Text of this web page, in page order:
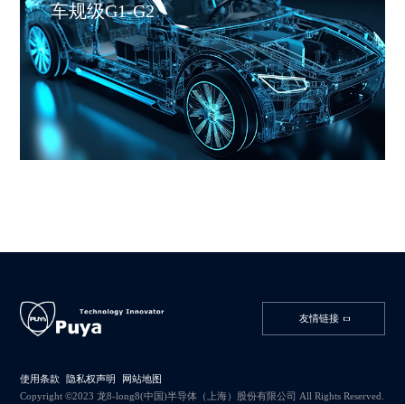
车规级G1-G2
友情链接
使用条款 隐私权声明
网站地图
Copyright ©2023 龙8-long8(中国)半导体（上海）股份有限公司 All Rights Reserved.